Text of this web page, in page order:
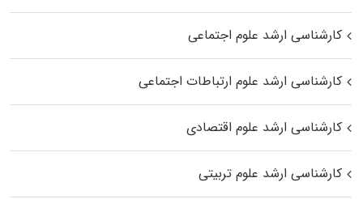
کارشناسی ارشد علوم اجتماعی
کارشناسی ارشد علوم ارتباطات اجتماعی
کارشناسی ارشد علوم اقتصادی
کارشناسی ارشد علوم تربیتی